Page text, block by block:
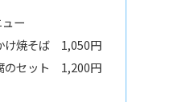
ー
け焼そば 1,050円
のセット 1,200円